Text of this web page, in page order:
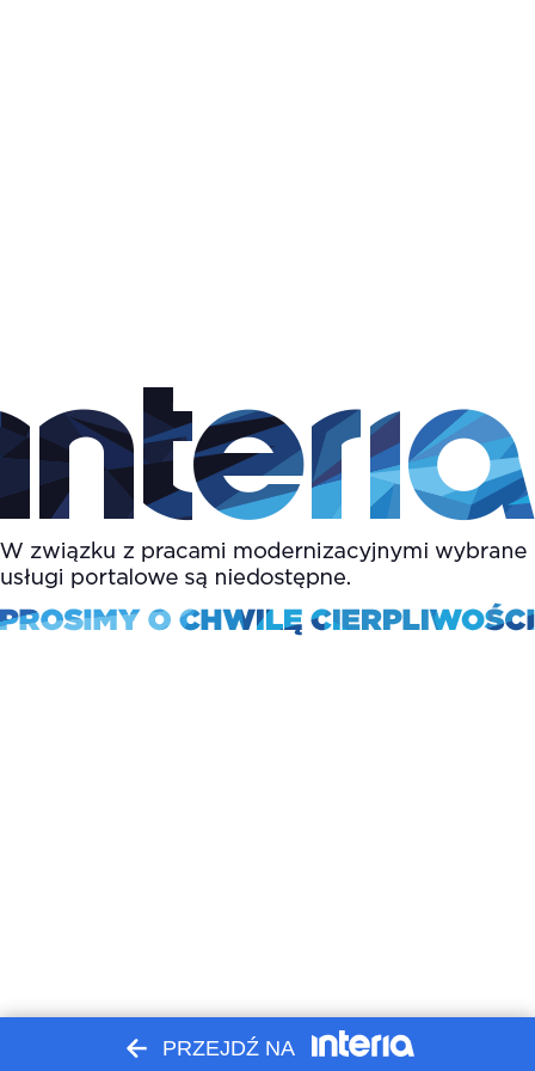
PRZEJDŹ NA